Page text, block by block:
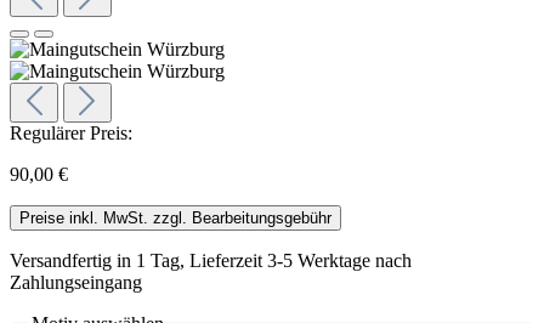
Regulärer Preis:
90,00 €
Preise inkl. MwSt. zzgl. Bearbeitungsgebühr
Versandfertig in 1 Tag, Lieferzeit 3-5 Werktage nach
Zahlungseingang